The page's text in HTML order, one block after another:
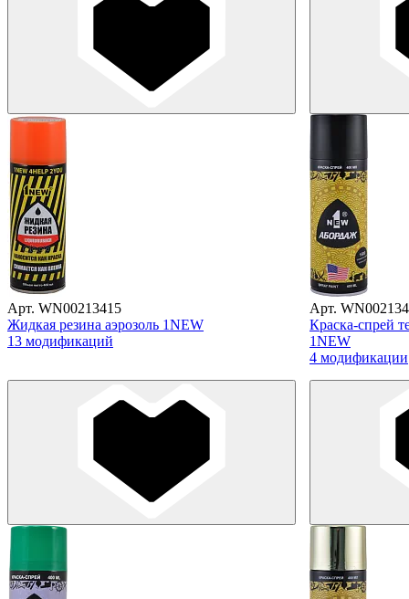
Арт. WN00213415
Жидкая резина аэрозоль 1NEW
13 модификаций
Арт.
Краска-спрей
1NEW
4 модификации